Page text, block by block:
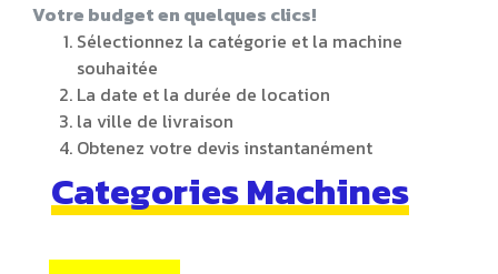
Votre budget en quelques clics!
Sélectionnez la catégorie et la machine
souhaitée
La date et la durée de location
la ville de livraison
Obtenez votre devis instantanément
Categories Machines